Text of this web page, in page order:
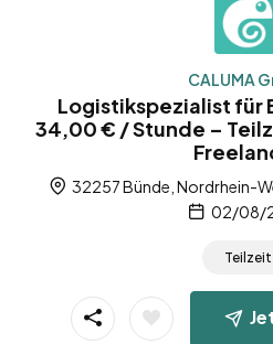
CALUMA
Logistikspezialist für
34,00 € / Stunde –
32257 Bünde, Nordrhein-
02/08/
Teilzeit